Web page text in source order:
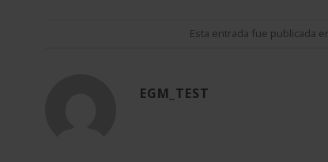
Esta entrada fue publicada
EGM_TEST